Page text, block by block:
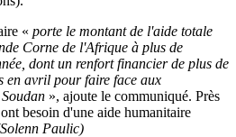
« porte le montant de l'aide totale
Corne de l'Afrique à plus de
dont un renfort financier de plus de
en avril pour faire face aux
», ajoute le communiqué. Près
besoin d'une aide humanitaire
Paulic)